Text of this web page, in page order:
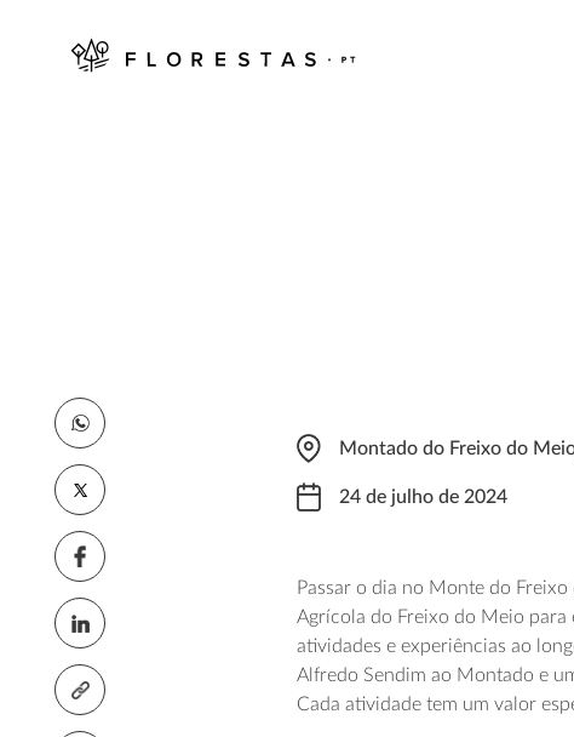
Montado do Freixo do
24 de julho de 2024
Passar o dia no Monte do
Agrícola do Freixo do Meio para
atividades e experiências ao
Alfredo Sendim ao Montado e
Cada atividade tem um valor